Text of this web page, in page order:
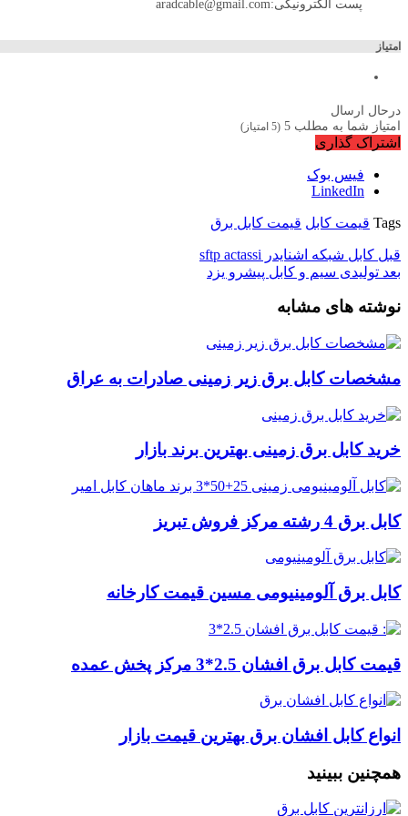
پست الکترونیکی:aradcable@gmail.com
امتیاز
درحال ارسال
امتیاز شما به مطلب 5
(
5 امتیاز)
اشتراک گذاری
فیس بوک
LinkedIn
Tags قیمت کابل قیمت کابل برق
قبل کابل شبکه اشنایدر sftp actassi
بعد تولیدی سیم و کابل پیشرو یزد
نوشته های مشابه
مشخصات کابل برق زیر زمینی صادرات به عراق
خرید کابل برق زمینی بهترین برند بازار
کابل برق 4 رشته مرکز فروش تبریز
کابل برق آلومینیومی مسین قیمت کارخانه
قیمت کابل برق افشان 2.5*3 مرکز پخش عمده
انواع کابل افشان برق بهترین قیمت بازار
همچنین ببینید